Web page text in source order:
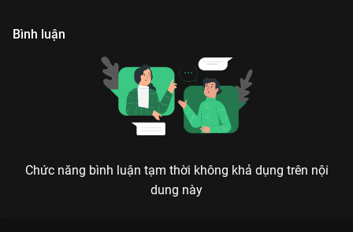
Bình luận
Chức năng bình luận tạm thời không khả dụng trên nội
dung này